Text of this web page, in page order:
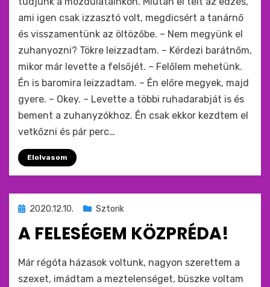
ami igen csak izzasztó volt, megdicsért a tanárnő
és visszamentünk az öltözőbe. – Nem megyünk el
zuhanyozni? Tökre leizzadtam. – Kérdezi barátnőm,
mikor már levette a felsőjét. – Felőlem mehetünk.
Én is baromira leizzadtam. – Én előre megyek, majd
gyere. – Okey. – Levette a többi ruhadarabját is és
bement a zuhanyzókhoz. Én csak ekkor kezdtem el
vetkőzni és pár perc…
Elolvasom
Beküldve
:
2020.12.10. Sztorik
A FELESÉGEM KÖZPRÉDA!
monkey
Már régóta házasok voltunk, nagyon szerettem a
szexet, imádtam a meztelenséget, büszke voltam